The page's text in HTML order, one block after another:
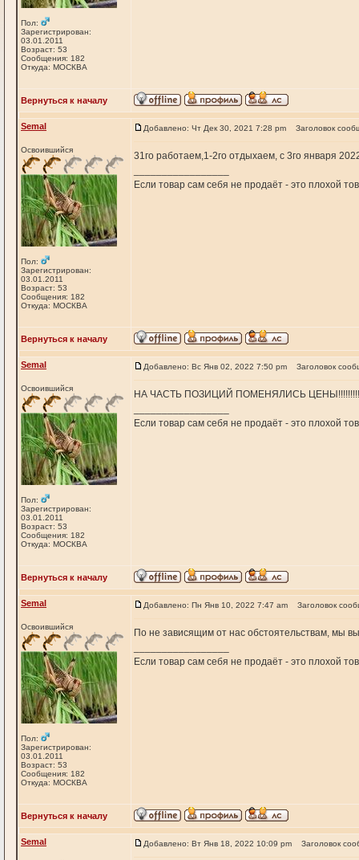
Пол:
Зарегистрирован:
03.01.2011
Возраст: 53
Сообщения: 182
Откуда: МОСКВА
Вернуться к началу
Semal
Освоившийся
Пол:
Зарегистрирован:
03.01.2011
Возраст: 53
Сообщения: 182
Откуда: МОСКВА
Добавлено: Чт Дек 30, 2021 7:28 pm Заголовок
31го работаем,1-2го отдыхаем, с 3го января
Если товар сам себя не продаёт - это плохой
Вернуться к началу
Semal
Освоившийся
Пол:
Зарегистрирован:
03.01.2011
Возраст: 53
Сообщения: 182
Откуда: МОСКВА
Добавлено: Вс Янв 02, 2022 7:50 pm Заголовок
НА ЧАСТЬ ПОЗИЦИЙ ПОМЕНЯЛИСЬ
Если товар сам себя не продаёт - это плохой
Вернуться к началу
Semal
Освоившийся
Пол:
Зарегистрирован:
03.01.2011
Возраст: 53
Сообщения: 182
Откуда: МОСКВА
Добавлено: Пн Янв 10, 2022 7:47 am Заголовок
По не зависящим от нас обстоятельствам, мы
Если товар сам себя не продаёт - это плохой
Вернуться к началу
Semal Добавлено: Вт Янв 18, 2022 10:09 pm Заголовок